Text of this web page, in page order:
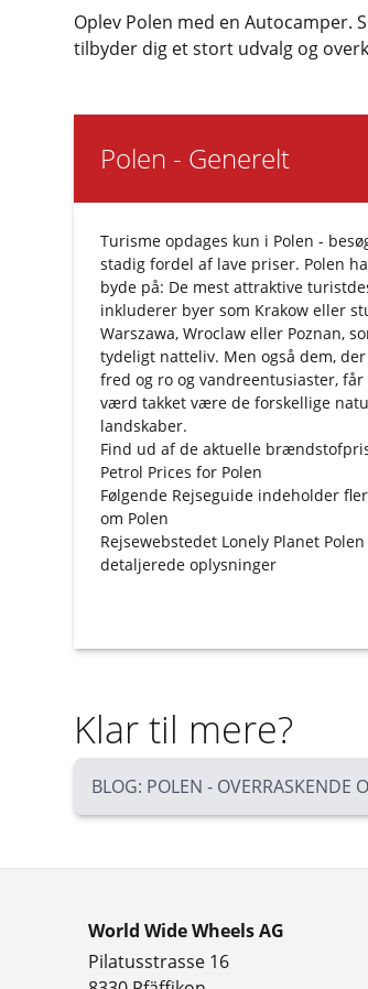
Oplev Polen med en Autocamper.
tilbyder dig et stort udvalg og
Polen - Generelt
Turisme opdages kun i Polen -
stadig fordel af lave priser. Polen
byde på: De mest attraktive
inkluderer byer som Krakow eller
Warszawa, Wroclaw eller Poznan,
tydeligt natteliv. Men også dem,
fred og ro og vandreentusiaster,
værd takket være de forskellige
landskaber.
Find ud af de aktuelle
Petrol Prices for Polen
Følgende Rejseguide indeholder
om Polen
Rejsewebstedet Lonely Planet Polen
detaljerede oplysninger
Klar til mere?
BLOG: POLEN - OVERRASKENDE
World Wide Wheels AG
Pilatusstrasse 16